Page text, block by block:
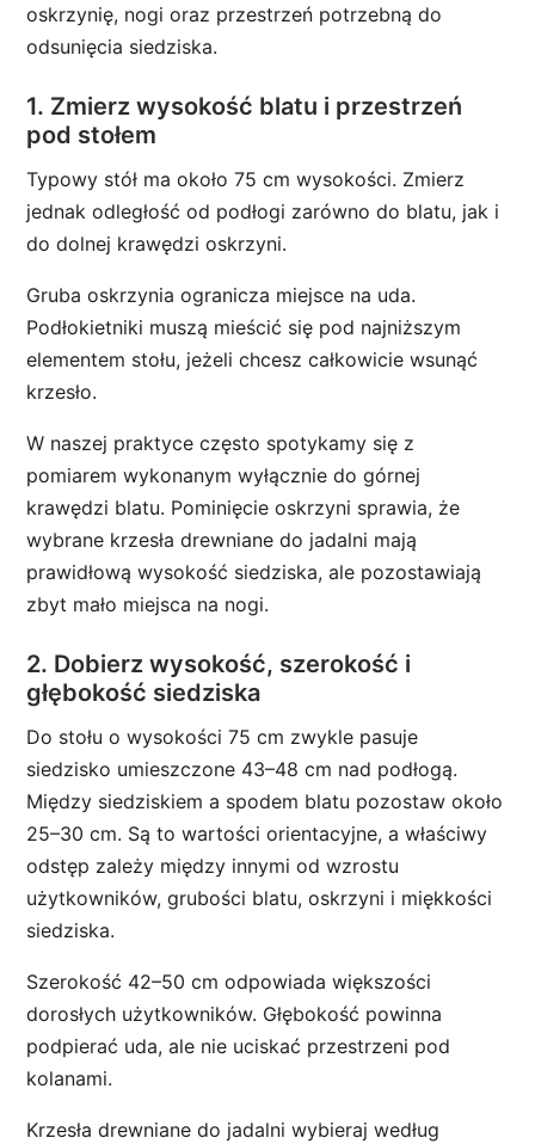
oskrzynię, nogi oraz przestrzeń potrzebną do
odsunięcia siedziska.
1. Zmierz wysokość blatu i przestrzeń
pod stołem
Typowy stół ma około 75 cm wysokości. Zmierz
jednak odległość od podłogi zarówno do blatu, jak i
do dolnej krawędzi oskrzyni.
Gruba oskrzynia ogranicza miejsce na uda.
Podłokietniki muszą mieścić się pod najniższym
elementem stołu, jeżeli chcesz całkowicie wsunąć
krzesło.
W naszej praktyce często spotykamy się z
pomiarem wykonanym wyłącznie do górnej
krawędzi blatu. Pominięcie oskrzyni sprawia, że
wybrane krzesła drewniane do jadalni mają
prawidłową wysokość siedziska, ale pozostawiają
zbyt mało miejsca na nogi.
2. Dobierz wysokość, szerokość i
głębokość siedziska
Do stołu o wysokości 75 cm zwykle pasuje
siedzisko umieszczone 43–48 cm nad podłogą.
Między siedziskiem a spodem blatu pozostaw około
25–30 cm. Są to wartości orientacyjne, a właściwy
odstęp zależy między innymi od wzrostu
użytkowników, grubości blatu, oskrzyni i miękkości
siedziska.
Szerokość 42–50 cm odpowiada większości
dorosłych użytkowników. Głębokość powinna
podpierać uda, ale nie uciskać przestrzeni pod
kolanami.
Krzesła drewniane do jadalni wybieraj według